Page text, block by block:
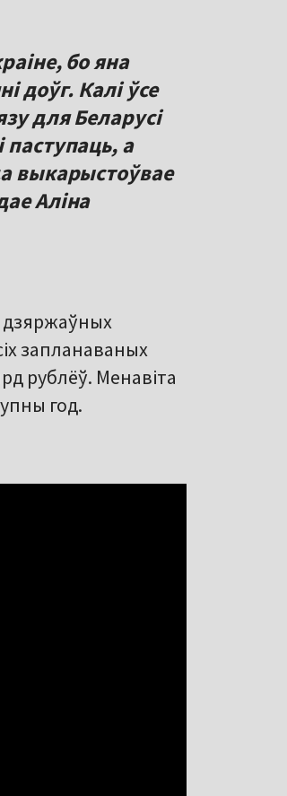
бо яна
доўг. Калі ўсе
для Беларусі
а
выкарыстоўвае
Аліна
дзяржаўных
запланаваных
рублёў. Менавіта
год.